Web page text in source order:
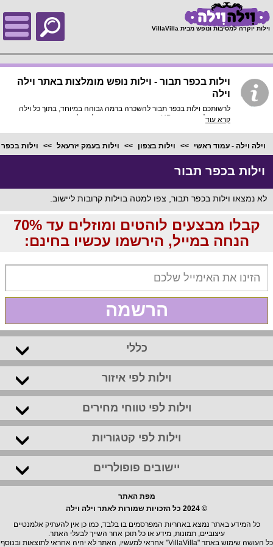
וילות יוקרה למסיבות ונופש מבית VillaVilla
וילות בכפר תבור - וילות נופש מומלצות באתר וילה
וילה
לרשותכם וילות בכפר תבור להשכרה ברמה גבוהה במיוחד, בתוך כל וילה
פירוט מלא, תמונות HD והכי חשוב התאמה מלאה לסמארטפונים
קרא עוד
וילה וילה - עמוד ראשי וילות בצפון וילות בעמק יזרעאל וילות
וילות בכפר תבור
לא נמצאו וילות בכפר תבור, צפו למטה בוילות קרובות ליישוב.
קבלו מבצעים לוהטים ומוזלים עד 70%
הנחה במייל, הירשמו עכשיו בחינם:
הרשמה
כללי
וילות לפי איזור
וילות לפי טווחי מחירים
וילות לפי קטגוריות
יישובים פופולריים
מפת האתר
© 2024 כל הזכויות שמורות לאתר וילה וילה
כל המידע באתר נמצא באחריות המפרסמים בו בלבד, כמו כן אין להעתיק אלמנטיים
עיצוביים, תמונות, מידע או כל תוכן אחר השייך לבעלי האתר.
כל העושה שימוש באתר "VillaVilla" אחראי למעשיו, האתר לא יהיה אחראי לתוצאות ובנוסף